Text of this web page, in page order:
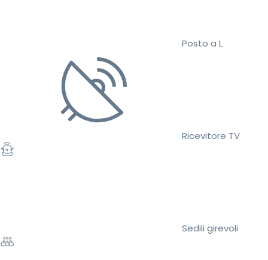
Posto a L
Ricevitore TV
Sedili girevoli